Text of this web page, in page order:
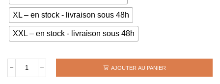
XL – en stock - livraison sous 48h
XXL – en stock - livraison sous 48h
quantité
AJOUTER AU PANIER